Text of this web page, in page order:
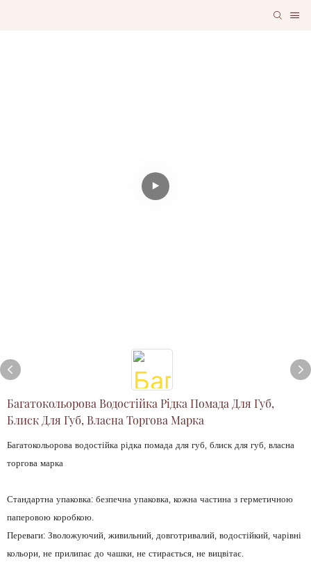
Багатокольорова Водостійка Рідка Помада Для Губ,
Блиск Для Губ, Власна Торгова Марка
Багатокольорова водостійка рідка помада для губ, блиск для губ, власна
торгова марка
Стандартна упаковка: безпечна упаковка, кожна частина з герметичною
паперовою коробкою.
Переваги: ​​Зволожуючий, живильний, довготривалий, водостійкий, чарівні
кольори, не прилипає до чашки, не стирається, не вицвітає.